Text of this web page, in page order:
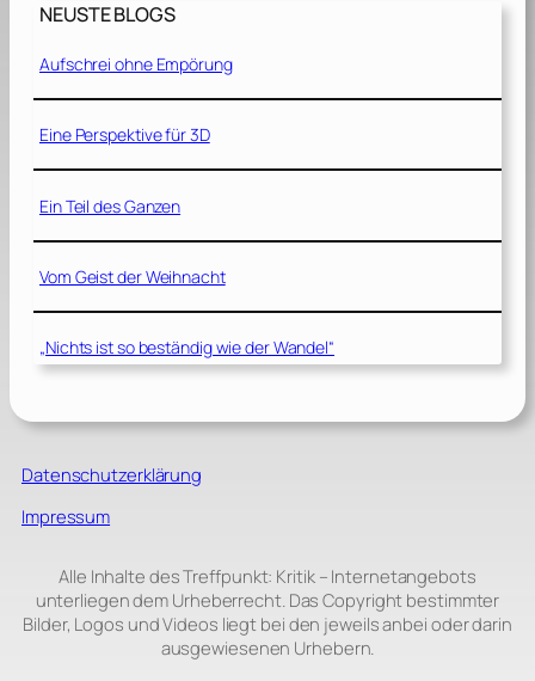
NEUSTE BLOGS
Aufschrei ohne Empörung
Eine Perspektive für 3D
Ein Teil des Ganzen
Vom Geist der Weihnacht
„Nichts ist so beständig wie der Wandel“
Datenschutzerklärung
Impressum
Alle Inhalte des Treffpunkt: Kritik – Internetangebots
unterliegen dem Urheberrecht. Das Copyright bestimmter
Bilder, Logos und Videos liegt bei den jeweils anbei oder darin
ausgewiesenen Urhebern.